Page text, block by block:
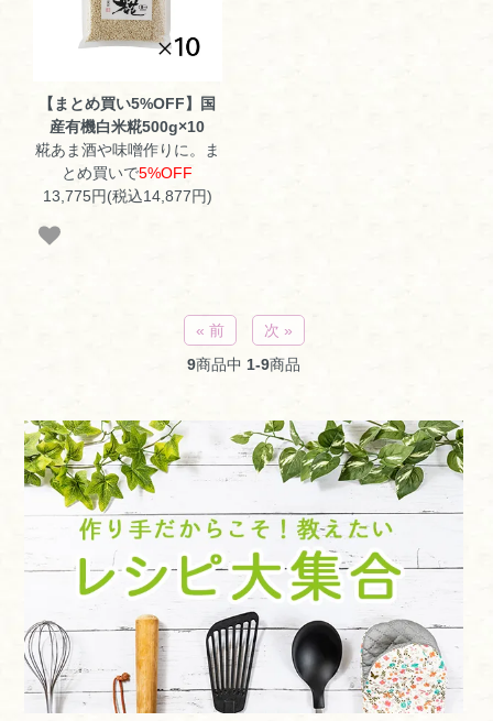
【まとめ買い5%OFF】国
産有機白米糀500g×10
糀あま酒や味噌作りに。ま
とめ買いで5%OFF
13,775円(税込14,877円)
« 前
次 »
9商品中 1-9商品